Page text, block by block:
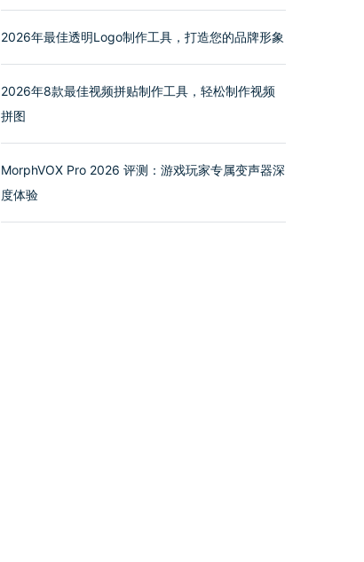
2026年最佳透明Logo制作工具，打造您的品牌形象
2026年8款最佳视频拼贴制作工具，轻松制作视频
拼图
MorphVOX Pro 2026 评测：游戏玩家专属变声器深
度体验